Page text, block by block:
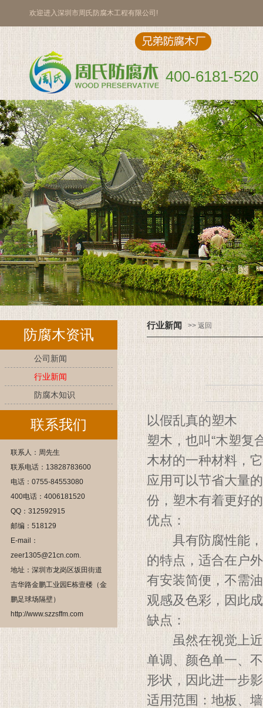
欢迎进入深圳市周氏防腐木工程有限公司!
400-6181-520
防腐木资讯
公司新闻
行业新闻
防腐木知识
联系我们
联系人：周先生
联系电话：13828783600
电话：0755-84553080
400电话：4006181520
QQ：312592915
邮编：518129
E-mail：
zeer1305@21cn.com.
地址：深圳市龙岗区坂田街道
吉华路金鹏工业园E栋壹楼（金
鹏足球场隔壁）
http://www.szzsffm.com
行业新闻 >> 返回
以假乱真的塑木
塑木，也叫“木塑复
木材的一种材料，
应用可以节省大量
份，塑木有着更好
优点：
具有防腐性能，
的特点，适合在户
有安装简便，不需
观感及色彩，因此
缺点：
虽然在视觉上近
单调、颜色单一、
形状，因此进一步
适用范围：地板、